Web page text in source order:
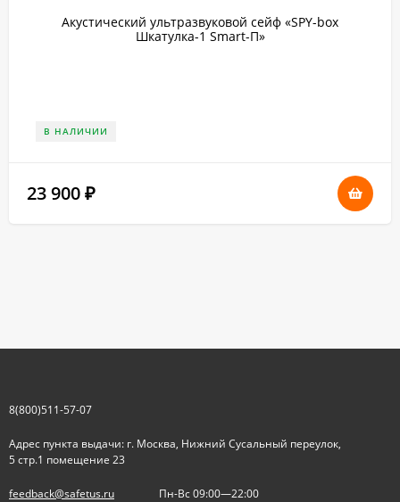
Акустический ультразвуковой сейф «SPY-box
Шкатулка-1 Smart-П»
В НАЛИЧИИ
23 900 ₽
8(800)511-57-07
Адрес пункта выдачи: г. Москва, Нижний Сусальный переулок,
5 стр.1 помещение 23
feedback@safetus.ru Пн-Вс 09:00—22:00